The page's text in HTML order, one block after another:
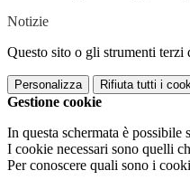
Notizie
Questo sito o gli strumenti
Personalizza Rifiuta tutti i
Gestione cookie
In questa schermata è
I cookie necessari sono quelli
Per conoscere quali sono i